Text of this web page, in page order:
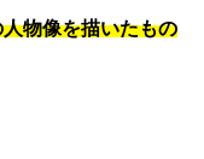
物像を描いたもの